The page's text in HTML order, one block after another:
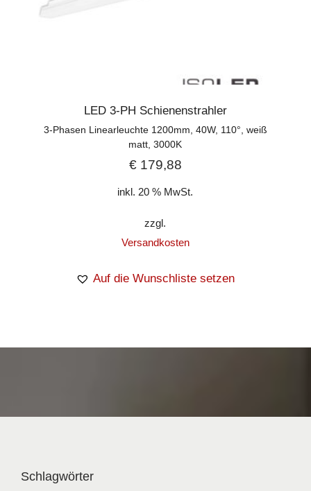
LED 3-PH Schienenstrahler
3-Phasen Linearleuchte 1200mm, 40W, 110°, weiß
matt, 3000K
€179,88
inkl. 20 % MwSt.
zzgl.
Versandkosten
Auf die Wunschliste setzen
Schlagwörter